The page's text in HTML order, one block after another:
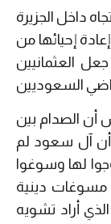
داخل الجزيرة
إحيائها من
العثمانيين
أن الصدام بين
أن آل سعود لم
لها وسوغوا
مسوغات دينية
أراد تشويه